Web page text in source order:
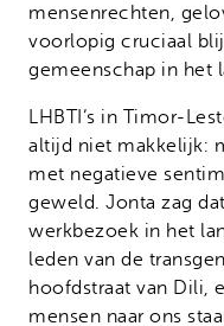
mensenrechten,
voorlopig cruciaal
gemeenschap in het
LHBTI’s in Timor-
altijd niet makkelijk:
met negatieve
geweld. Jonta zag
werkbezoek in het
leden van de
hoofdstraat van Dili,
mensen naar ons